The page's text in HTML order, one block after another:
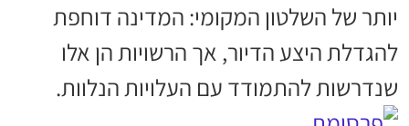
יותר של השלטון המקומי: המדינה דוחפת
להגדלת היצע הדיור, אך הרשויות הן אלו
שנדרשות להתמודד עם העלויות הנלוות.